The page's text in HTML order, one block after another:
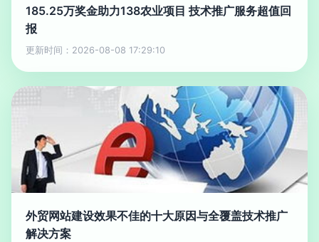
185.25万奖金助力138农业项目 技术推广服务超值回
报
更新时间：2026-08-08 17:29:10
外贸网站建设效果不佳的十大原因与全覆盖技术推广
解决方案